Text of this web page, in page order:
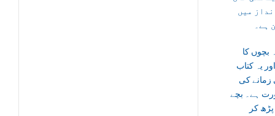
میں
ہے۔
بچوں کا
یہ کتاب
کی
ہے۔ بچے
کر